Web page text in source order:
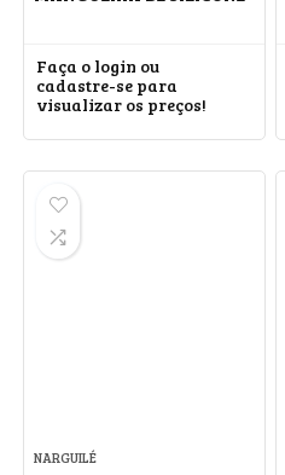
Faça o login ou
cadastre-se para
visualizar os preços!
NARGUILÉ